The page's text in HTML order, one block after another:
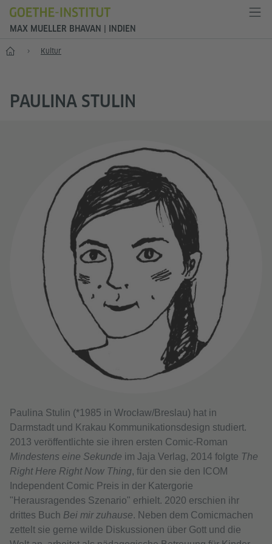
MAX MUELLER BHAVAN | INDIEN
Start Kultur
PAULINA STULIN
Paulina Stulin (*1985 in Wrocław/Breslau) hat in
Darmstadt und Krakau Kommunikationsdesign studiert.
2013 veröffentlichte sie ihren ersten Comic-Roman
Mindestens eine Sekunde im Jaja Verlag, 2014 folgte The
Right Here Right Now Thing, für den sie den ICOM
Independent Comic Preis in der Katergorie
"Herausragendes Szenario" erhielt. 2020 erschien ihr
drittes Buch Bei mir zuhause. Neben dem Comicmachen
zettelt sie gerne wilde Diskussionen über Gott und die